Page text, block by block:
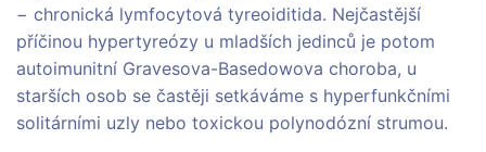
− chronická lymfocytová tyreoiditida. Nejčastější
příčinou hypertyreózy u mladších jedinců je potom
autoimunitní Gravesova-Basedowova choroba, u
starších osob se častěji setkáváme s hyperfunkčními
solitárními uzly nebo toxickou polynodózní strumou.